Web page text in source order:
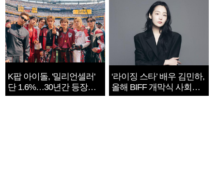
K팝 아이돌, '밀리언셀러'
단 1.6%…30년간 등장
1182개팀 전수조사
‘라이징 스타’ 배우 김민하,
올해 BIFF 개막식 사회자
확정